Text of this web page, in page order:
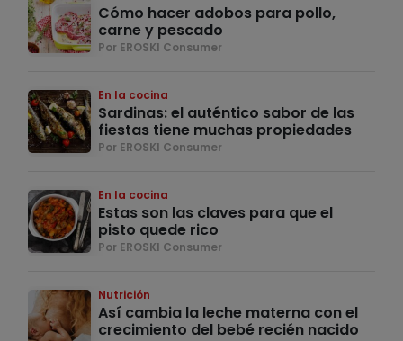
Cómo hacer adobos para pollo,
carne y pescado
Por EROSKI Consumer
En la cocina
Sardinas: el auténtico sabor de las
fiestas tiene muchas propiedades
Por EROSKI Consumer
En la cocina
Estas son las claves para que el
pisto quede rico
Por EROSKI Consumer
Nutrición
Así cambia la leche materna con el
crecimiento del bebé recién nacido